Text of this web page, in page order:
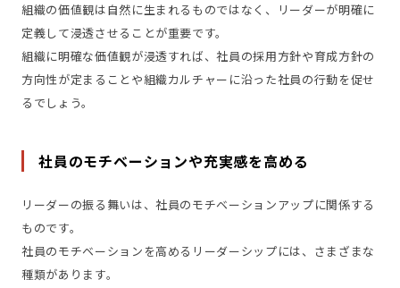
組織の価値観は自然に生まれるものではなく、リーダーが明確に
定義して浸透させることが重要です。
組織に明確な価値観が浸透すれば、社員の採用方針や育成方針の
方向性が定まることや組織カルチャーに沿った社員の行動を促せ
るでしょう。
社員のモチベーションや充実感を高める
リーダーの振る舞いは、社員のモチベーションアップに関係する
ものです。
社員のモチベーションを高めるリーダーシップには、さまざまな
種類があります。